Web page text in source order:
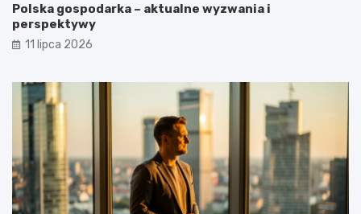
Polska gospodarka – aktualne wyzwania i
perspektywy
11 lipca 2026